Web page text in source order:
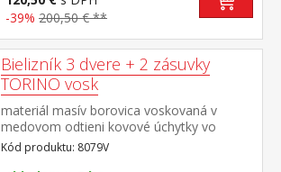
-39% 200,50 € **
Bielizník 3 dvere + 2 zásuvky
TORINO vosk
materiál masív borovica voskovaná v
medovom odtieni kovové úchytky vo
farebnom prevedení černená mosadz 3
dvierka a 2 zásuvky s kovovými pojazdmi
Kód produktu: 8079V